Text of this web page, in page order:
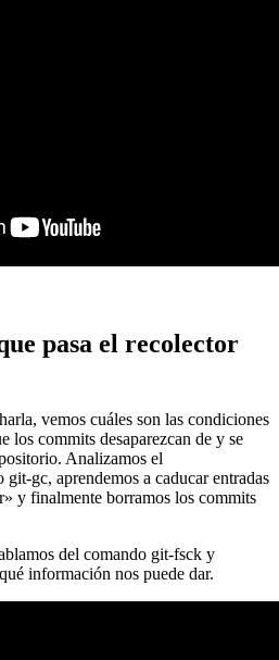
pasa el recolector
vemos cuáles son las condiciones
los commits desaparezcan de y se
Analizamos el
gc, aprendemos a caducar entradas
y finalmente borramos los commits
del comando git-fsck y
información nos puede dar.